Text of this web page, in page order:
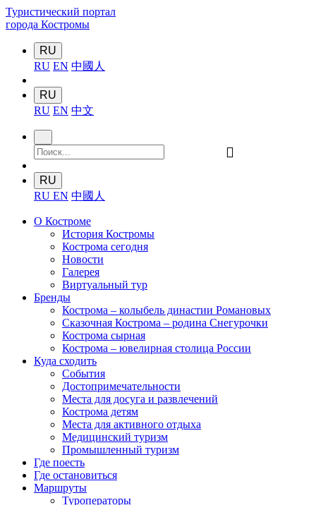
Туристический портал
города Костромы
RU
RU EN 中國人
RU
RU EN 中文
󰍉
RU
RU EN 中國人
О Костроме
История Костромы
Кострома сегодня
Новости
Галерея
Виртуальный тур
Бренды
Кострома – колыбель династии Романовых
Сказочная Кострома – родина Снегурочки
Кострома сырная
Кострома – ювелирная столица России
Куда сходить
События
Достопримечательности
Места для досуга и развлечений
Кострома детям
Места для активного отдыха
Медицинский туризм
Промышленный туризм
Где поесть
Где остановиться
Маршруты
Туроператоры